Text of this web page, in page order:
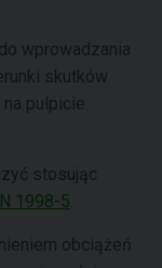
wprowadzania
skutków
pulpicie.
stosując
1998-5
obciążeń